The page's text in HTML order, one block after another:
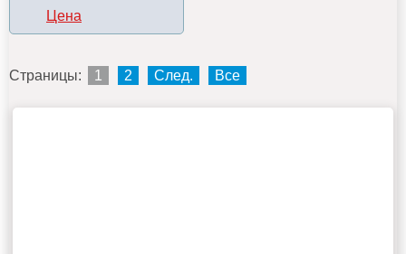
Цена
Страницы: 1 2 След. Все